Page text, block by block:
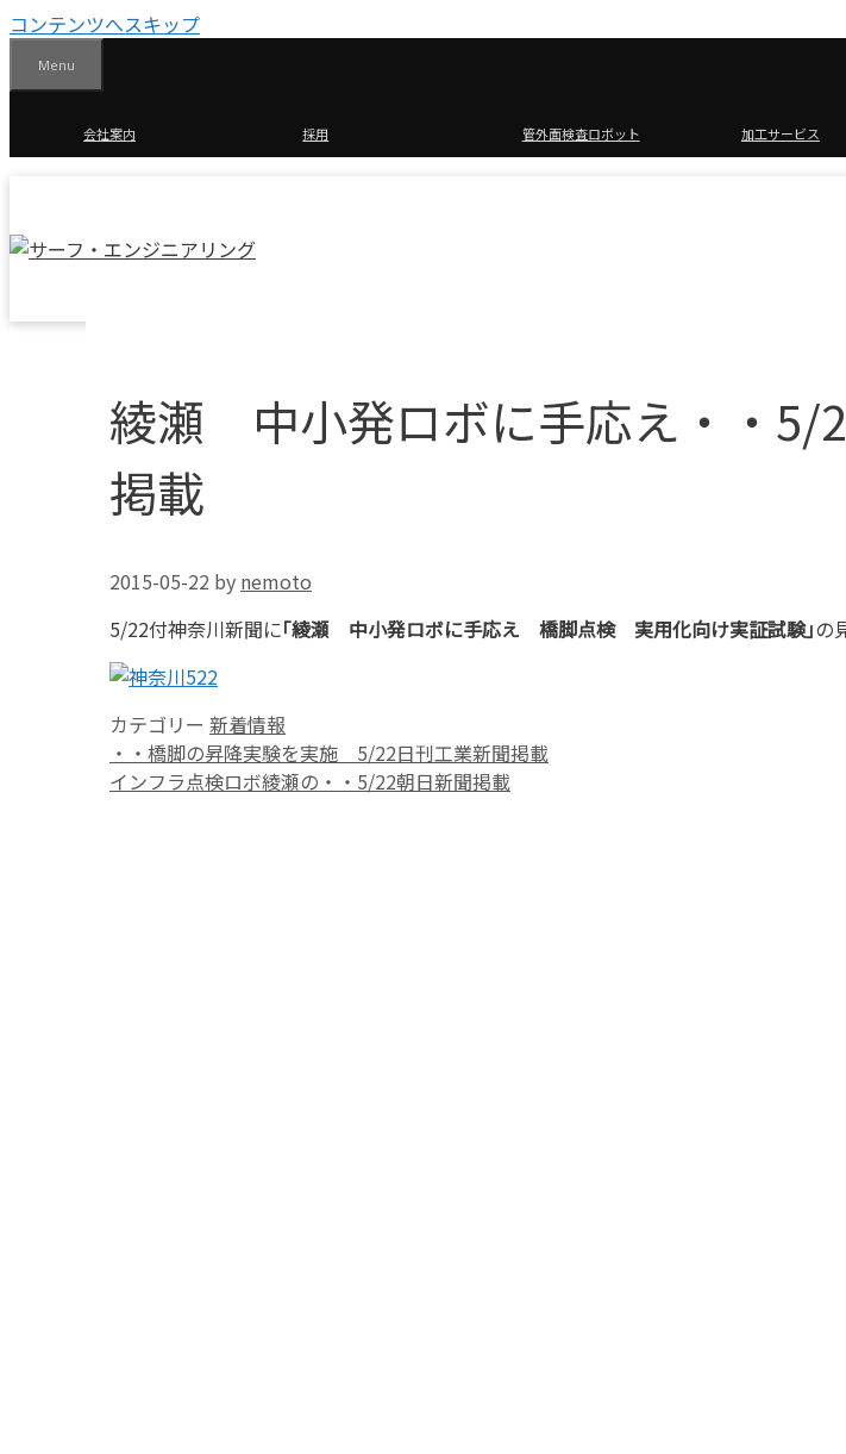
コンテンツへスキップ
Menu
会社案内 採用 管外面検査ロボット 加工サービス
綾瀬 中小発ロボに手応え・・5/
掲載
2015-05-22 by nemoto
5/22付神奈川新聞に｢綾瀬 中小発ロボに手応え 橋脚点検 実用化向け実証試験｣の
カテゴリー 新着情報
・・橋脚の昇降実験を実施 5/22日刊工業新聞掲載
インフラ点検ロボ綾瀬の・・5/22朝日新聞掲載